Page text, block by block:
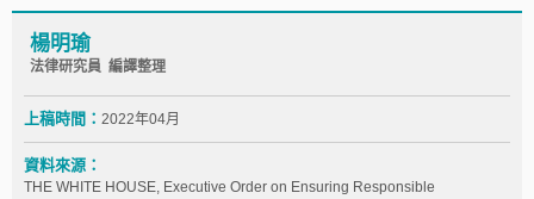
楊明瑜
法律研究員 編譯整理
上稿時間： 2022年04月
資料來源：
THE WHITE HOUSE, Executive Order on Ensuring Responsible